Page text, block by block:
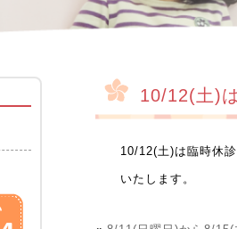
10/12(土)
10/12(土)は臨時休
いたします。